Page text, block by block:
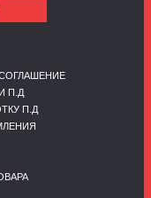
П.Д
П.Д